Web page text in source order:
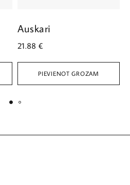
PIEVIENOT GROZAM
Auskari
21.88 €